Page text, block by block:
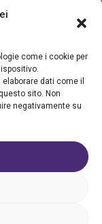
come i cookie per
dati come il
sito. Non
negativamente su